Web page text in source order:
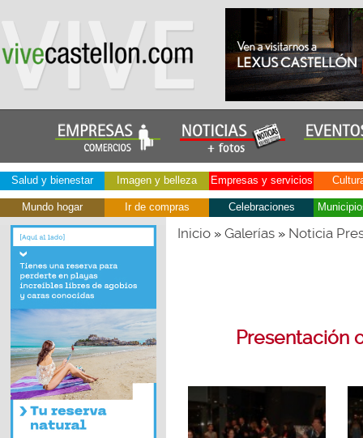
Salud y bienestar Imagen y belleza Empresas y servicios
Mundo hogar Ir de compras Celebraciones
Inicio» Galerías» Noticia
Presentación